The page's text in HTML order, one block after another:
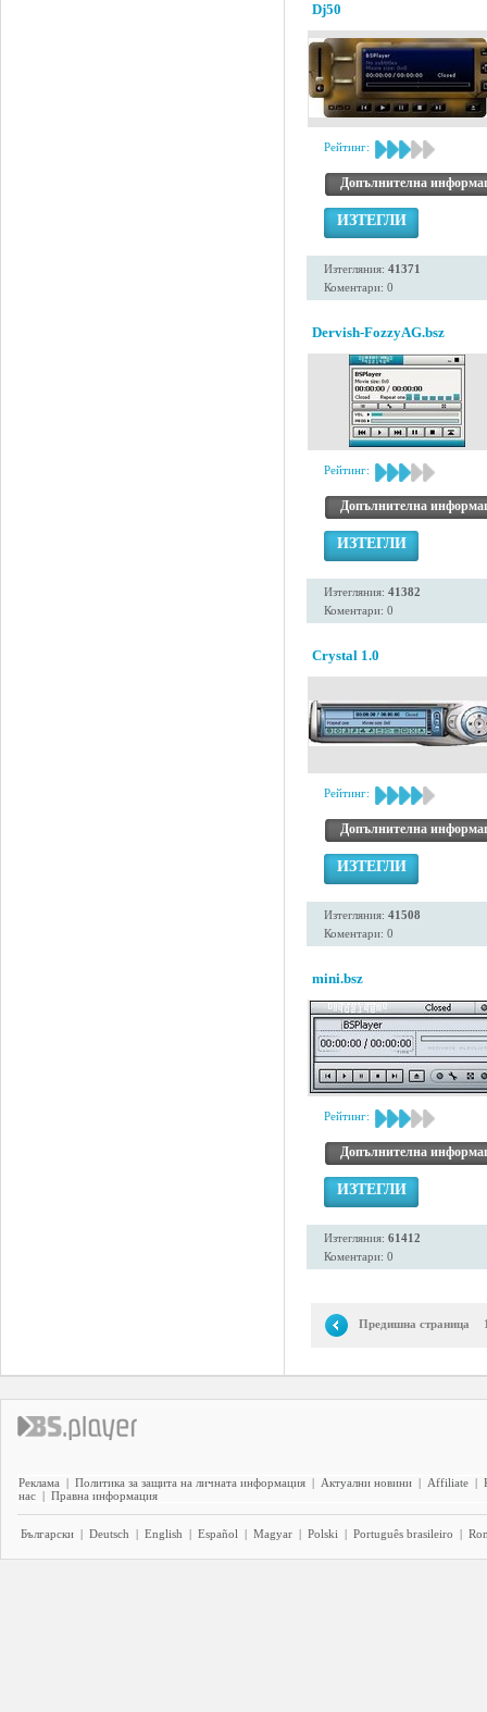
Dj50
Рейтинг:
Допълнителна
ИЗТЕГЛИ
Изтегляния: 41371
Коментари: 0
Dervish-FozzyAG.bsz
Рейтинг:
Допълнителна
ИЗТЕГЛИ
Изтегляния: 41382
Коментари: 0
Crystal 1.0
Рейтинг:
Допълнителна
ИЗТЕГЛИ
Изтегляния: 41508
Коментари: 0
mini.bsz
Рейтинг:
Допълнителна
ИЗТЕГЛИ
Изтегляния: 61412
Коментари: 0
Предишна страница
Реклама | Политика за защита на личната информация | Актуални новини | Affiliate |
нас | Правна информация
Български | Deutsch | English | Español | Magyar | Polski | Português brasileiro |